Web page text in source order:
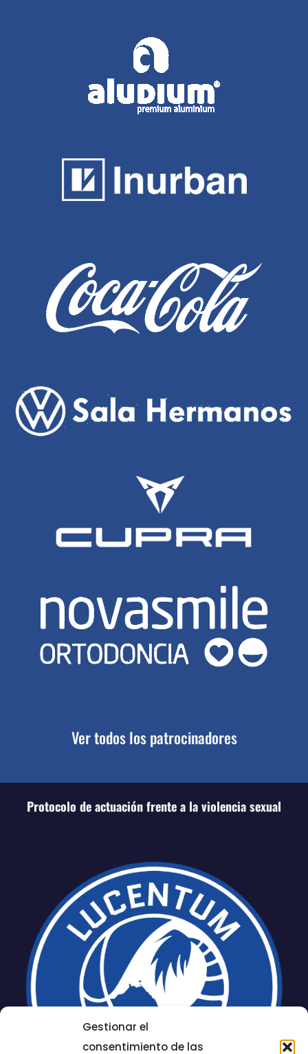
Gestionar el
consentimiento de las
Ver todos los patrocinadores
Protocolo de actuación frente a la violencia sexual